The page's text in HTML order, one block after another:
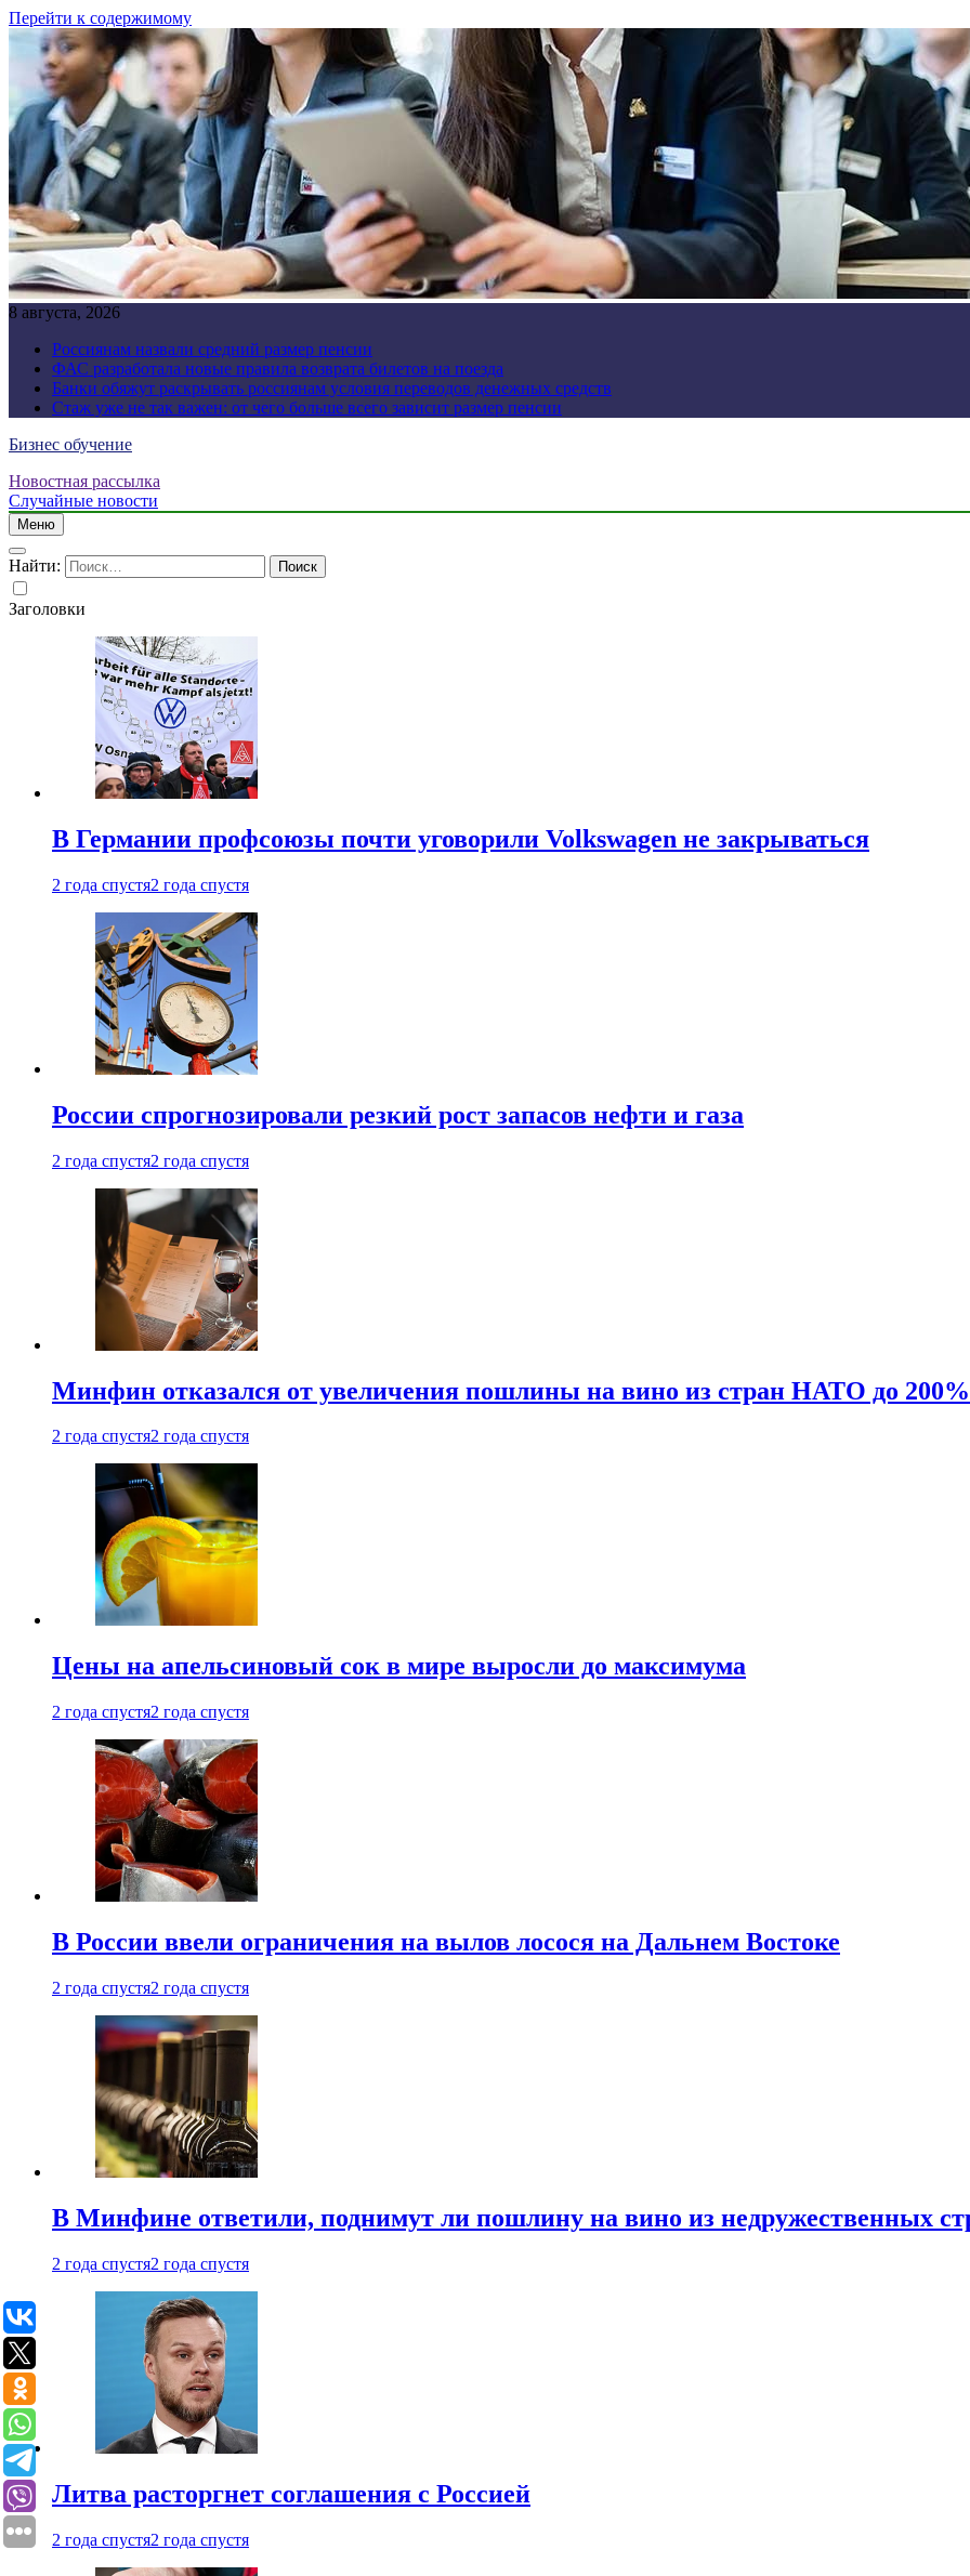
Перейти к содержимому
8 августа, 2026
Россиянам назвали средний размер пенсии
ФАС разработала новые правила возврата билетов на поезда
Банки обяжут раскрывать россиянам условия переводов денежных средств
Стаж уже не так важен: от чего больше всего зависит размер пенсии
Бизнес обучение
Новостная рассылка
Случайные новости
Меню
Найти:
Заголовки
В Германии профсоюзы почти уговорили Volkswagen не закрываться
2 года спустя2 года спустя
России спрогнозировали резкий рост запасов нефти и газа
2 года спустя2 года спустя
Минфин отказался от увеличения пошлины на вино из стран НАТО до 200%
2 года спустя2 года спустя
Цены на апельсиновый сок в мире выросли до максимума
2 года спустя2 года спустя
В России ввели ограничения на вылов лосося на Дальнем Востоке
2 года спустя2 года спустя
В Минфине ответили, поднимут ли пошлину на вино из недружественных
2 года спустя2 года спустя
Литва расторгнет соглашения с Россией
2 года спустя2 года спустя